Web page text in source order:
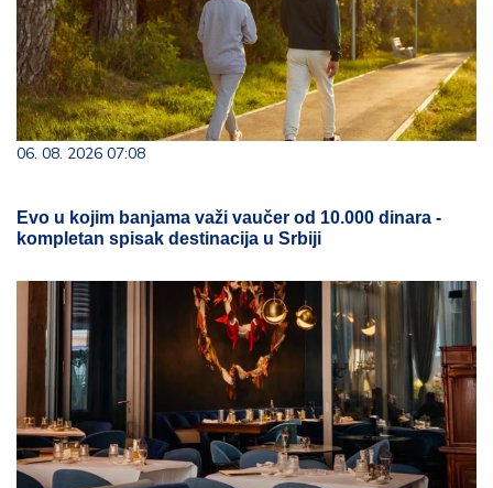
06. 08. 2026 07:08
Evo u kojim banjama važi vaučer od 10.000 dinara -
kompletan spisak destinacija u Srbiji